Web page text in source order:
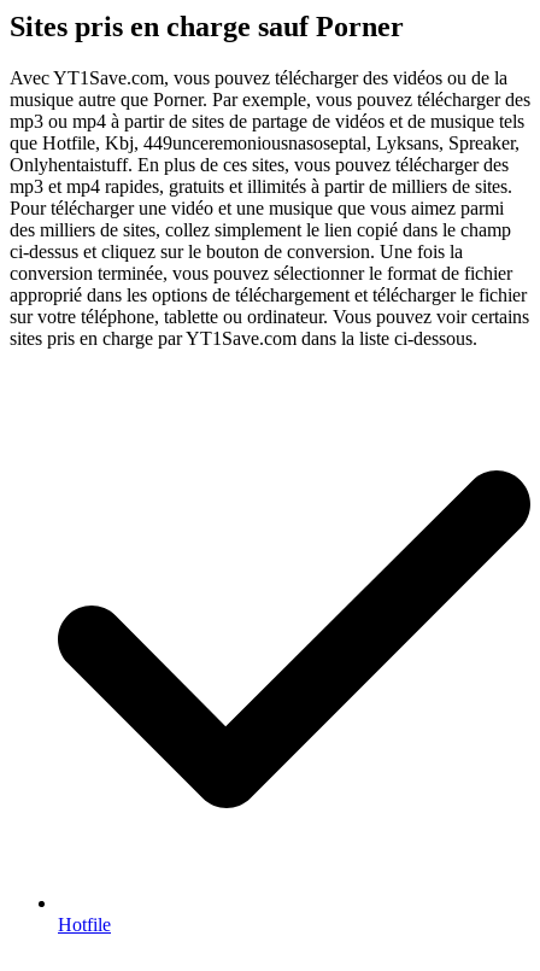
Sites pris en charge sauf Porner
Avec YT1Save.com, vous pouvez télécharger des vidéos ou de la
musique autre que Porner. Par exemple, vous pouvez télécharger des
mp3 ou mp4 à partir de sites de partage de vidéos et de musique tels
que Hotfile, Kbj, 449unceremoniousnasoseptal, Lyksans, Spreaker,
Onlyhentaistuff. En plus de ces sites, vous pouvez télécharger des
mp3 et mp4 rapides, gratuits et illimités à partir de milliers de sites.
Pour télécharger une vidéo et une musique que vous aimez parmi
des milliers de sites, collez simplement le lien copié dans le champ
ci-dessus et cliquez sur le bouton de conversion. Une fois la
conversion terminée, vous pouvez sélectionner le format de fichier
approprié dans les options de téléchargement et télécharger le fichier
sur votre téléphone, tablette ou ordinateur. Vous pouvez voir certains
sites pris en charge par YT1Save.com dans la liste ci-dessous.
Hotfile